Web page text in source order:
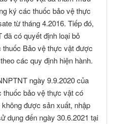
ký các thuốc bảo vệ thực
từ tháng 4.2016. Tiếp đó,
đã có quyết định loại bỏ
Bảo vệ thực vật được
các quy định hiện hành.
ngày 9.9.2020 của
thuốc bảo vệ thực vật có
được sản xuất, nhập
dụng đến ngày 30.6.2021 tại